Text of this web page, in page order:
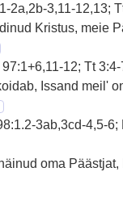
2a,2b-3,11-12,13;
Kristus, meie
12; Tt
Issand meil'
3ab,3cd-4,5-
oma Päästjat,